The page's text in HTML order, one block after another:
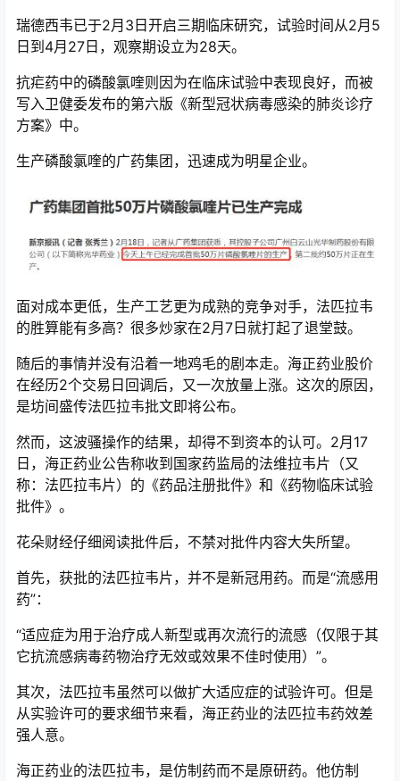
瑞德西韦已于2月3日开启三期临床研究，试验时间从2月5
日到4月27日，观察期设立为28天。
抗疟药中的磷酸氯喹则因为在临床试验中表现良好，而被
写入卫健委发布的第六版《新型冠状病毒感染的肺炎诊疗
方案》中。
生产磷酸氯喹的广药集团，迅速成为明星企业。
面对成本更低，生产工艺更为成熟的竞争对手，法匹拉韦
的胜算能有多高？很多炒家在2月7日就打起了退堂鼓。
随后的事情并没有沿着一地鸡毛的剧本走。海正药业股价
在经历2个交易日回调后，又一次放量上涨。这次的原因，
是坊间盛传法匹拉韦批文即将公布。
然而，这波骚操作的结果，却得不到资本的认可。2月17
日，海正药业公告称收到国家药监局的法维拉韦片（又
称：法匹拉韦片）的《药品注册批件》和《药物临床试验
批件》。
花朵财经仔细阅读批件后，不禁对批件内容大失所望。
首先，获批的法匹拉韦片，并不是新冠用药。而是“流感用
药”：
“适应症为用于治疗成人新型或再次流行的流感（仅限于其
它抗流感病毒药物治疗无效或效果不佳时使用）”。
其次，法匹拉韦虽然可以做扩大适应症的试验许可。但是
从实验许可的要求细节来看，海正药业的法匹拉韦药效差
强人意。
海正药业的法匹拉韦，是仿制药而不是原研药。他仿制